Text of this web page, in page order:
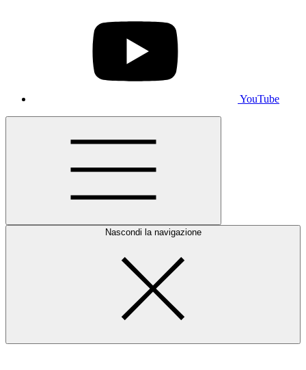
YouTube
Nascondi la navigazione